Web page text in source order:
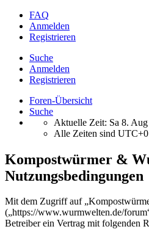
FAQ
Anmelden
Registrieren
Suche
Anmelden
Registrieren
Foren-Übersicht
Suche
Aktuelle Zeit: Sa 8.
Alle Zeiten sind
Kompostwürmer &
Nutzungsbedingungen
Mit dem Zugriff auf
(„https://www.wurmwelten.de/
Betreiber ein Vertrag mit folgenden